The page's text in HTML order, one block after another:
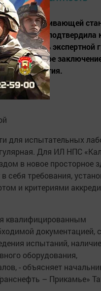
Прикамье» подтвердила
экспертной
предприятия.
для испытательных
Для ИЛ НПС
в новое просторное
себя требования,
и критериями
квалифицированным
документацией,
испытаний,
оборудования,
- объясняет
– Прикамье»